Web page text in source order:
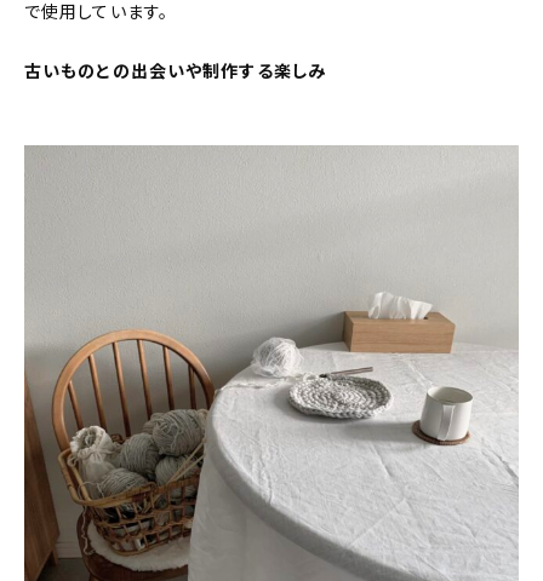
で使用しています。
古いものとの出会いや制作する楽しみ